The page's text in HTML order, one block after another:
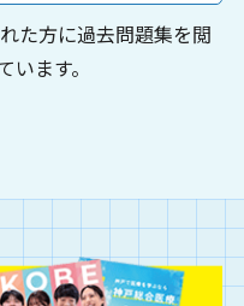
た方に過去問題集を閲
ます。